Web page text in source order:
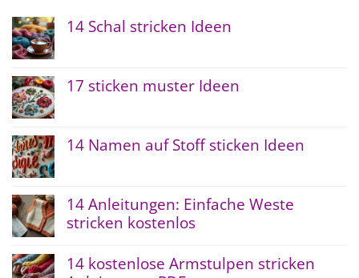
14 Schal stricken Ideen
17 sticken muster Ideen
14 Namen auf Stoff sticken Ideen
14 Anleitungen: Einfache Weste
stricken kostenlos
14 kostenlose Armstulpen stricken